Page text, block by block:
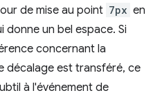
de mise au point 7px en
donne un bel espace. Si
concernant la
décalage est transféré, ce
à l'événement de